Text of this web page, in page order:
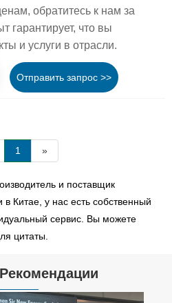
обратитесь к нам за
гарантирует, что вы
и услуги в отрасли.
Отправить запрос >>
1 »
и поставщик
Китае, у нас есть собственный
сервис. Вы можете
цитаты.